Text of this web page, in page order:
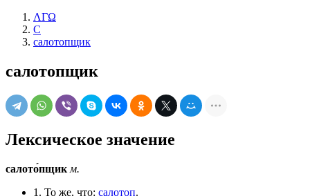
ΛΓΩ
С
салотопщик
салотопщик
Лексическое значение
салото́пщик м.
1. То же, что: салотоп.